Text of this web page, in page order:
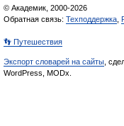
© Академик, 2000-2026
Обратная связь: Техподдержка
👣 Путешествия
Экспорт словарей на сайты ,
WordPress, MODx.